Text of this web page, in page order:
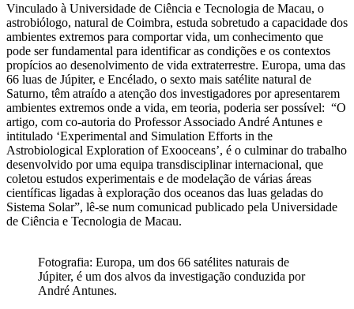
Vinculado à Universidade de Ciência e Tecnologia de Macau, o
astrobiólogo, natural de Coimbra, estuda sobretudo a capacidade dos
ambientes extremos para comportar vida, um conhecimento que
pode ser fundamental para identificar as condições e os contextos
propícios ao desenolvimento de vida extraterrestre. Europa, uma das
66 luas de Júpiter, e Encélado, o sexto mais satélite natural de
Saturno, têm atraído a atenção dos investigadores por apresentarem
ambientes extremos onde a vida, em teoria, poderia ser possível: “O
artigo, com co-autoria do Professor Associado André Antunes e
intitulado ‘Experimental and Simulation Efforts in the
Astrobiological Exploration of Exooceans’, é o culminar do trabalho
desenvolvido por uma equipa transdisciplinar internacional, que
coletou estudos experimentais e de modelação de várias áreas
científicas ligadas à exploração dos oceanos das luas geladas do
Sistema Solar”, lê-se num comunicad publicado pela Universidade
de Ciência e Tecnologia de Macau.
Fotografia: Europa, um dos 66 satélites naturais de
Júpiter, é um dos alvos da investigação conduzida por
André Antunes.